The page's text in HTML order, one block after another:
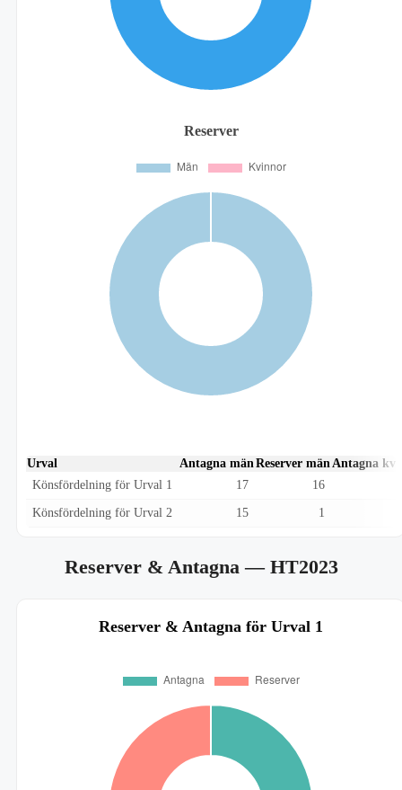
Reserver
Urval Antagna män Reserver män Antagna
Könsfördelning för Urval 1
17 16
Könsfördelning för Urval 2 15 1
Reserver & Antagna— HT2023
Reserver & Antagna för Urval 1